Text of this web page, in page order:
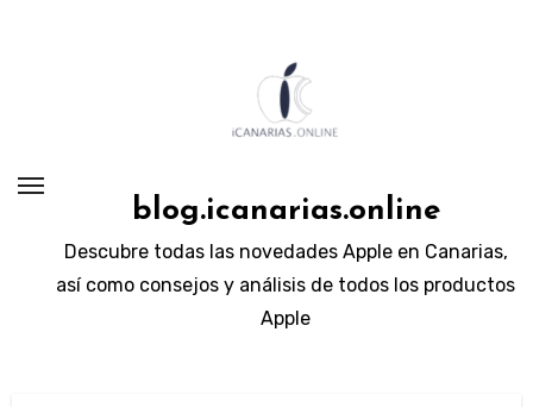
blog.icanarias.online
Descubre todas las novedades Apple en Canarias,
así como consejos y análisis de todos los productos
Apple